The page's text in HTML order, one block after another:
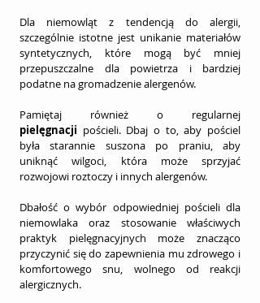
Dla niemowląt z tendencją do alergii,
szczególnie istotne jest unikanie materiałów
syntetycznych, które mogą być mniej
przepuszczalne dla powietrza i bardziej
podatne na gromadzenie alergenów.
pielęgnacji pościeli. Dbaj o to, aby pościel
była starannie suszona po praniu, aby
uniknąć wilgoci, która może sprzyjać
rozwojowi roztoczy i innych alergenów.
Dbałość o wybór odpowiedniej pościeli dla
niemowlaka oraz stosowanie właściwych
praktyk pielęgnacyjnych może znacząco
przyczynić się do zapewnienia mu zdrowego i
komfortowego snu, wolnego od reakcji
alergicznych.